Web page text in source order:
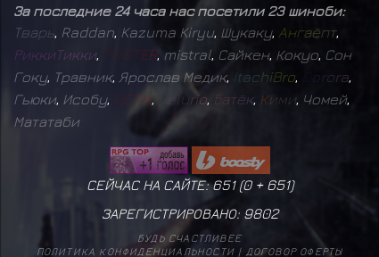
За последние 24 часа нас посетили 23 шиноби:
Тварь Raddan Kazuma Kiryu Шукаку, Ангаёпт,
РиккиТикки, STER, mistral Сайкен, Кокуо Сон
Гоку, Травник, Ярослав Медик, ItachiBro D orora
Гьюки, Исобу, DEFIX, elurio Батёк, Кими, Чомей,
Мататаби
СЕЙЧАС НА САЙТЕ: 651 (0+ 651)
ЗАРЕГИСТРИРОВАНО: 9802
БУДЬ СЧАСТЛИВЕЕ
ПОЛИТИКА КОНФИДЕНЦИАЛЬНОСТИ| ДОГОВОР ОФЕРТЫ